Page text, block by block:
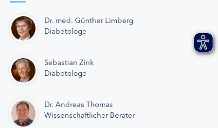
Dr. med. Günther Limberg
Diabetologe
Sebastian Zink
Diabetologe
Dr. Andreas Thomas
Wissenschaftlicher Berater